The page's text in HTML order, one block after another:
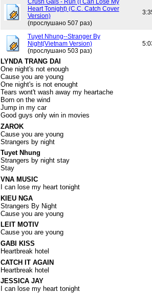
Crush Gals - Run (I Can Lose My
Heart Tonight) (C.C. Catch Cover
Version)
(прослушано 507 раз)
Tuyet Nhung--Stranger By
Night(Vietnam Version)
(прослушано 503 раз)
LYNDA TRANG DAI
One night's not enough
Cause you are young
One night's is not enought
Tears wont't wash away my heartache
Born on the wind
Jump in my car
Good guys only win in movies
ZAROK
Cause you are young
Strangers by night
Tuyet Nhung
Strangers by night stay
Stay
VNA MUSIC
I can lose my heart tonight
KIEU NGA
Strangers By Night
Cause you are young
LEIT MOTIV
Cause you are young
GABI KISS
Heartbreak hotel
CATCH IT AGAIN
Heartbreak hotel
JESSICA JAY
I can lose my heart tonight